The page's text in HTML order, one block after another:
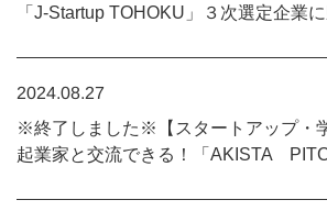
「J-Startup TOHOKU」３次選定企業
2024.08.27
※終了しました※【スタートアップ・
起業家と交流できる！「AKISTA